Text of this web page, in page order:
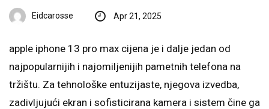
Eidcarosse Apr 21, 2025
apple iphone 13 pro max cijena je i dalje jedan od
najpopularnijih i najomiljenijih pametnih telefona na
tržištu. Za tehnološke entuzijaste, njegova izvedba,
zadivljujući ekran i sofisticirana kamera i sistem čine ga